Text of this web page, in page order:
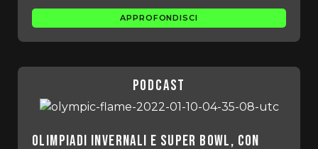
APPROFONDISCI
podcast
Olimpiadi invernali e Super Bowl, con